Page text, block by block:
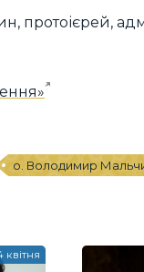
протоієрей,
о. Володимир
квітня